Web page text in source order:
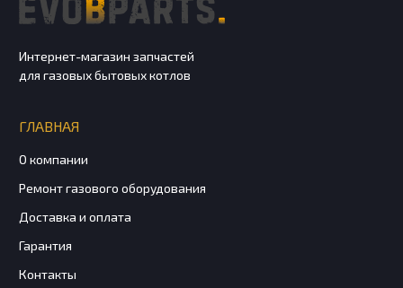
Интернет-магазин запчастей
для газовых бытовых котлов
ГЛАВНАЯ
О компании
Ремонт газового оборудования
Доставка и оплата
Гарантия
Контакты